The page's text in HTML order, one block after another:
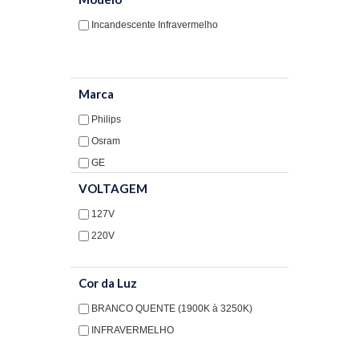
Projetores
Controle/Sensor
Spot para Lampadas
INTERRUPTOR E TOMADA
HIDRÁULICA
MATERIAIS DE CONSTRUÇÃO
Incandescente Infravermelho
Marca
Philips
Osram
GE
VOLTAGEM
127V
220V
Cor da Luz
BRANCO QUENTE (1900K à 3250K)
INFRAVERMELHO